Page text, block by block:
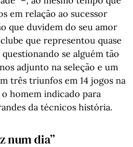
em relação ao sucessor
que duvidem do seu amor
que representou quase
se alguém tão
adjunto na seleção e um
três triunfos em 14 jogos na
o homem indicado para
da técnicos história.
num dia”